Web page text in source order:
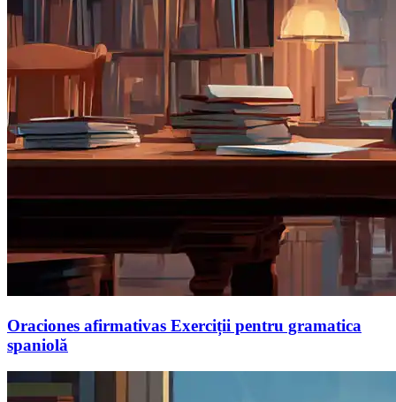
Oraciones afirmativas Exerciții pentru gramatica
spaniolă